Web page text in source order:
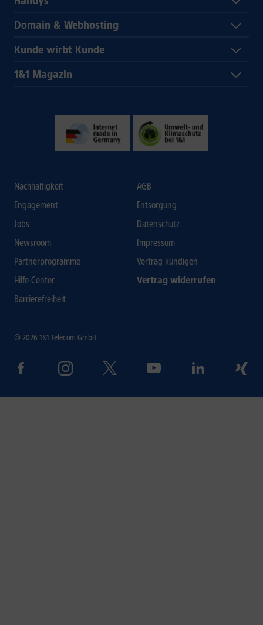
Domain & Webhosting
Kunde wirbt Kunde
1&1 Magazin
Nachhaltigkeit
Engagement
Jobs
Newsroom
Partnerprogramme
Hilfe-Center
Barrierefreiheit
AGB
Entsorgung
Datenschutz
Impressum
Vertrag kündigen
Vertrag widerrufen
© 2026 1&1 Telecom GmbH